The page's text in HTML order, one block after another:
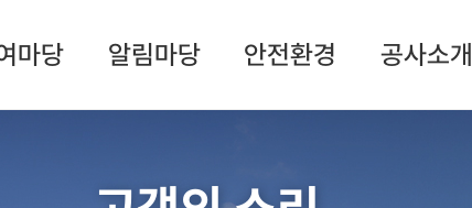
마당 알림마당 안전환경 공사소개